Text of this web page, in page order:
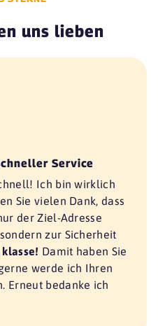
uns lieben
Service
Ich bin wirklich
Sie vielen Dank, dass
der Ziel-Adresse
zur Sicherheit
Damit haben Sie
werde ich Ihren
Erneut bedanke ich